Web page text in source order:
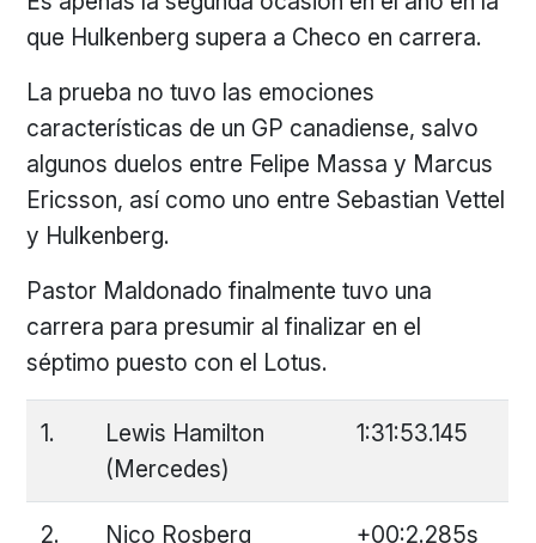
que Hulkenberg supera a Checo en carrera.
La prueba no tuvo las emociones
características de un GP canadiense, salvo
algunos duelos entre Felipe Massa y Marcus
Ericsson, así como uno entre Sebastian Vettel
y Hulkenberg.
Pastor Maldonado finalmente tuvo una
carrera para presumir al finalizar en el
séptimo puesto con el Lotus.
1.
Lewis Hamilton
(Mercedes)
1:31:53.145
2.
Nico Rosberg
+00:2.285s